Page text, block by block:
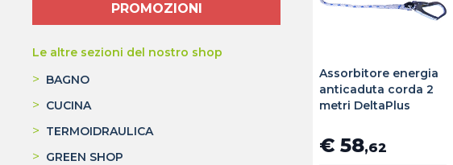
PROMOZIONI
Le altre sezioni del nostro shop
> BAGNO
> CUCINA
> TERMOIDRAULICA
> GREEN SHOP
Assorbitore energia
anticaduta corda 2
metri DeltaPlus
€ 58,62